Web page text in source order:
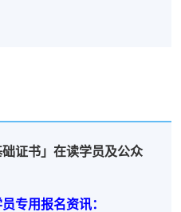
证书」在读学员及公众
专用报名资讯：